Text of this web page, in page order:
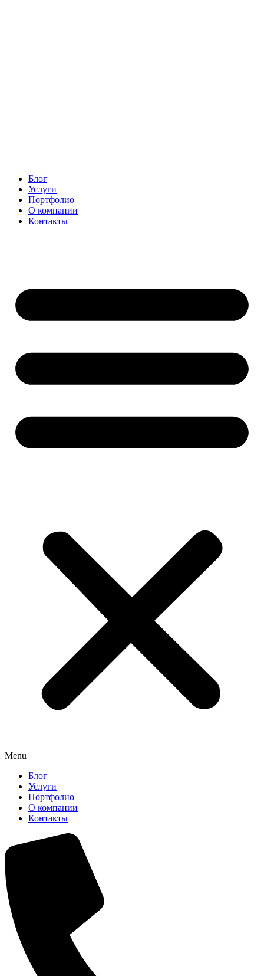
Блог
Услуги
Портфолио
О компании
Контакты
Menu
Блог
Услуги
Портфолио
О компании
Контакты